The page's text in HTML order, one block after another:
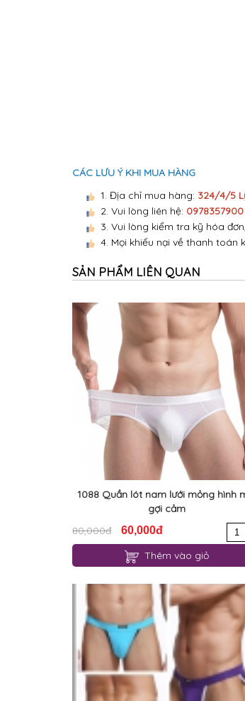
CÁC LƯU Ý KHI MUA HÀNG
1. Địa chỉ mua hàng: 324/4/5
2. Vui lòng liên hệ: 0978357900
3. Vui lòng kiểm tra kỹ hóa
4. Mọi khiếu nại về thanh
SẢN PHẨM LIÊN QUAN
1088 Quần lót nam lưới mỏng hình
gợi cảm
80,000đ
60,000đ
Thêm vào giỏ